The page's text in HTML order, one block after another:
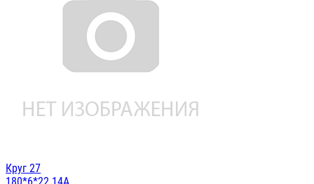
Круг 27